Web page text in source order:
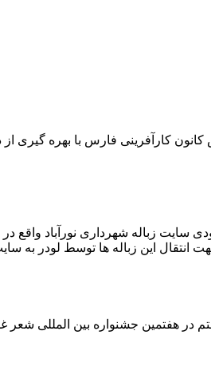
سایت زباله شهرداری نورآباد
هفتمین جشنواره بین المللی شعر